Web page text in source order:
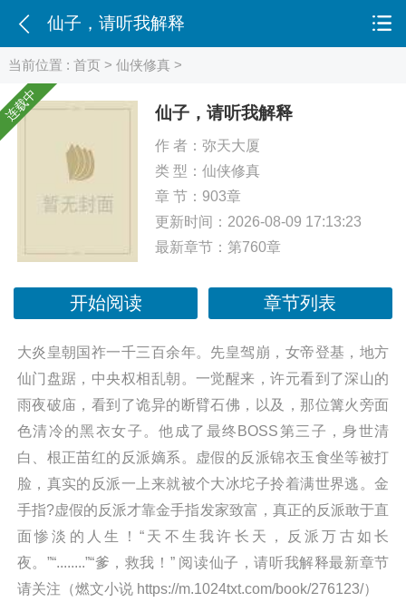
当前位置 :首页 >仙侠修真 >
连载中 仙子，请听我解释
作 者： 弥天大厦
类 型： 仙侠修真
章 节：903章
更新时间：2026-08-09 17:13:23
最新章节： 第760章
开始阅读 章节列表
大炎皇朝国祚一千三百余年。先皇驾崩，女帝登基，地方
仙门盘踞，中央权相乱朝。一觉醒来，许元看到了深山的
雨夜破庙，看到了诡异的断臂石佛，以及，那位篝火旁面
色清冷的黑衣女子。他成了最终BOSS第三子，身世清
白、根正苗红的反派嫡系。虚假的反派锦衣玉食坐等被打
脸，真实的反派一上来就被个大冰坨子拎着满世界逃。金
手指?虚假的反派才靠金手指发家致富，真正的反派敢于直
面惨淡的人生！“天不生我许长天，反派万古如长
夜。”“........”“爹，救我！” 阅读仙子，请听我解释最新章节
请关注（燃文小说 https://m.1024txt.com/book/276123/）
仙子，请听我解释